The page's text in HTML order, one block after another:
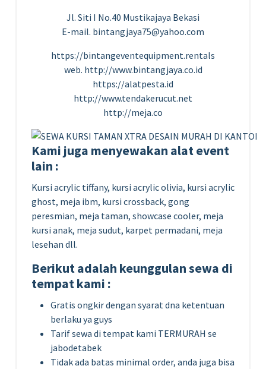
Jl. Siti I No.40 Mustikajaya Bekasi
E-mail. bintangjaya75@yahoo.com
https://bintangeventequipment.rentals
web. http://www.bintangjaya.co.id
https://alatpesta.id
http://www.tendakerucut.net
http://meja.co
Kami juga menyewakan alat event
lain :
Kursi acrylic tiffany, kursi acrylic olivia, kursi acrylic
ghost, meja ibm, kursi crossback, gong
peresmian, meja taman, showcase cooler, meja
kursi anak, meja sudut, karpet permadani, meja
lesehan dll.
Berikut adalah keunggulan sewa di
tempat kami :
Gratis ongkir dengan syarat dna ketentuan
berlaku ya guys
Tarif sewa di tempat kami TERMURAH se
jabodetabek
Tidak ada batas minimal order, anda juga bisa